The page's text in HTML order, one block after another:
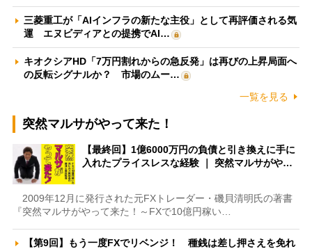
三菱重工が「AIインフラの新たな主役」として再評価される気
運 エヌビディアとの提携でAI…
キオクシアHD「7万円割れからの急反発」は再びの上昇局面へ
の反転シグナルか？ 市場のムー…
一覧を見る
突然マルサがやって来た！
【最終回】1億6000万円の負債と引き換えに手に
入れたプライスレスな経験 ｜ 突然マルサがや…
2009年12月に発行された元FXトレーダー・磯貝清明氏の著書
『突然マルサがやって来た！～FXで10億円稼い…
【第9回】もう一度FXでリベンジ！ 種銭は差し押さえを免れ